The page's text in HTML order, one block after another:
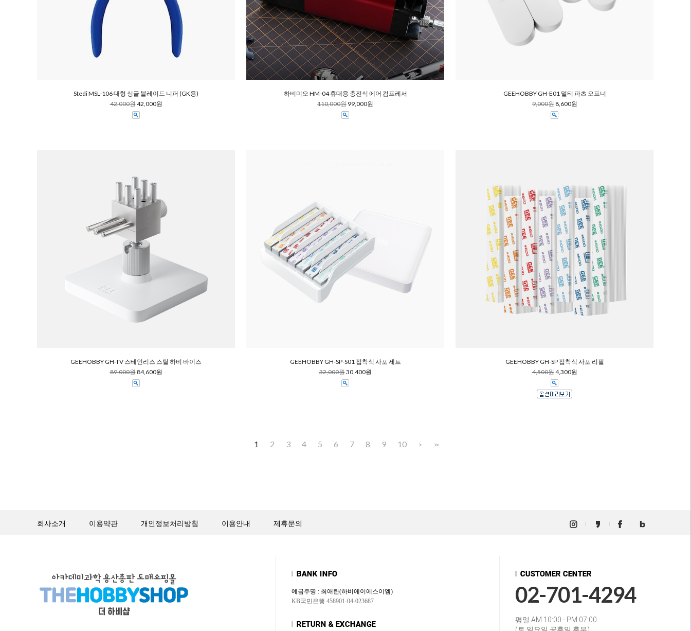
Stedi MSL-106 대형 싱글 블레이드 니퍼 (GK용)
42,000원42,000원
하비미오 HM-04 휴대용 충전식 에어 컴프레서
110,000원 99,000원
GEEHOBBY GH-E01 멀티 파츠 오프너
9,000원8,600원
GEEHOBBY GH-TV 스테인리스 스틸 하비 바이스
89,000원84,600원
GEEHOBBY GH-SP-S01 접착식 사포 세트
32,000원30,400원
GEEHOBBY GH-SP 접착식 사포 리필
4,500원4,300원
1 2 3 4 5 6 7 8 9 10 > >>
회사소개 이용약관 개인정보처리방침 이용안내 제휴문의
예금주명 : 최애란(하비에이에스이엠)
KB국민은행 458901-04-023687
02-701-4294
평일 AM 10:00 - PM 07:00